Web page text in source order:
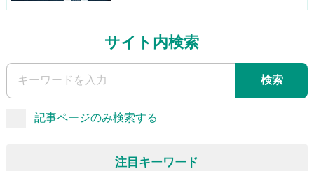
サイト内検索
検索
記事ページのみ検索する
注目キーワード